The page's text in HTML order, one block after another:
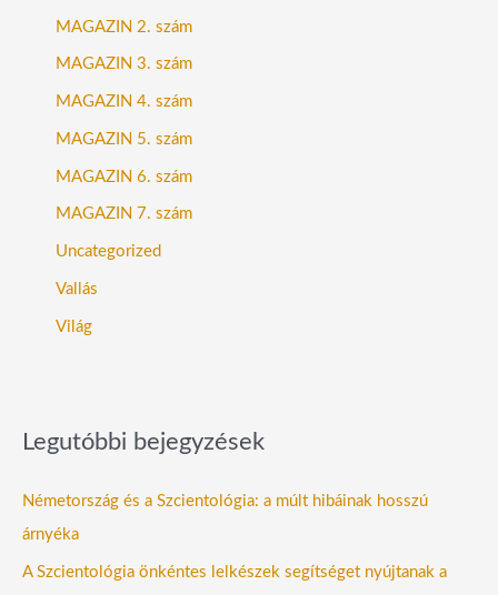
MAGAZIN 2. szám
MAGAZIN 3. szám
MAGAZIN 4. szám
MAGAZIN 5. szám
MAGAZIN 6. szám
MAGAZIN 7. szám
Uncategorized
Vallás
Világ
Legutóbbi bejegyzések
Németország és a Szcientológia: a múlt hibáinak hosszú
árnyéka
A Szcientológia önkéntes lelkészek segítséget nyújtanak a